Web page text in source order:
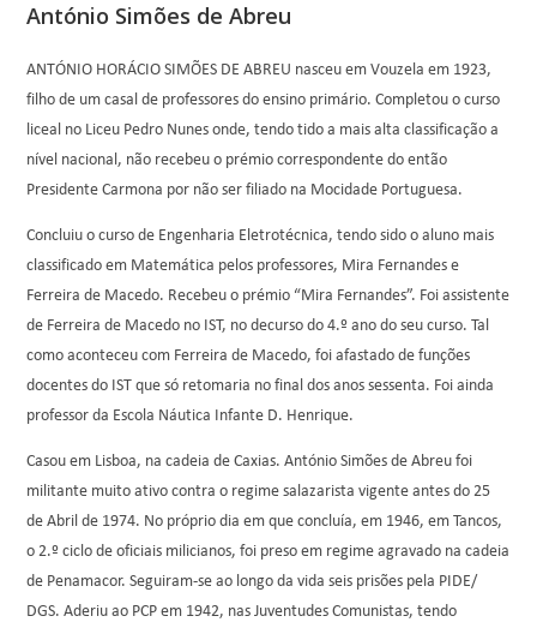
António Simões de Abreu
ANTÓNIO HORÁCIO SIMÕES DE ABREU nasceu em Vouzela em 1923,
filho de um casal de professores do ensino primário. Completou o curso
liceal no Liceu Pedro Nunes onde, tendo tido a mais alta classificação a
nível nacional, não recebeu o prémio correspondente do então
Presidente Carmona por não ser filiado na Mocidade Portuguesa.
Concluiu o curso de Engenharia Eletrotécnica, tendo sido o aluno mais
classificado em Matemática pelos professores, Mira Fernandes e
Ferreira de Macedo. Recebeu o prémio “Mira Fernandes”. Foi assistente
de Ferreira de Macedo no IST, no decurso do 4.º ano do seu curso. Tal
como aconteceu com Ferreira de Macedo, foi afastado de funções
docentes do IST que só retomaria no final dos anos sessenta. Foi ainda
professor da Escola Náutica Infante D. Henrique.
Casou em Lisboa, na cadeia de Caxias. António Simões de Abreu foi
militante muito ativo contra o regime salazarista vigente antes do 25
de Abril de 1974. No próprio dia em que concluía, em 1946, em Tancos,
o 2.º ciclo de oficiais milicianos, foi preso em regime agravado na cadeia
de Penamacor. Seguiram-se ao longo da vida seis prisões pela PIDE/
DGS. Aderiu ao PCP em 1942, nas Juventudes Comunistas, tendo